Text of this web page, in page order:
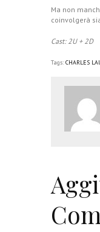
Ma non
coinvolgerà
Cast: 2U + 2D
Tags: CHARLES